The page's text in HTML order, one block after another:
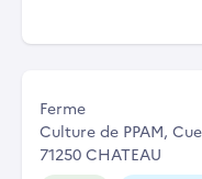
Ferme
Culture de PPAM,
71250 CHATEAU